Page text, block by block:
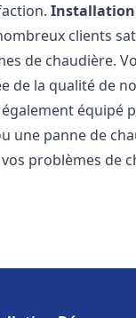
Installation
clients
de chaudière.
de la qualité de
équipé
une panne de
problèmes de